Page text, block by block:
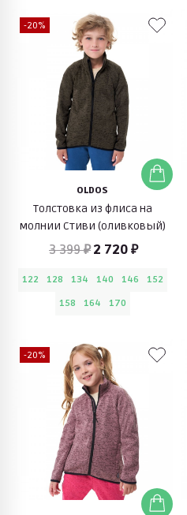
-20%
OLDOS
Толстовка из флиса на
молнии Стиви (оливковый)
3 399 ₽ 2 720 ₽
122 128 134 140 146
152
158
164 170
-20%